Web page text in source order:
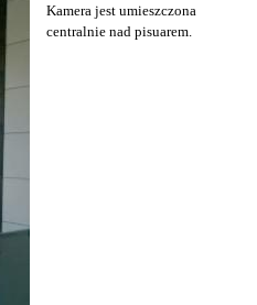
Kamera jest umieszczona
centralnie nad pisuarem.